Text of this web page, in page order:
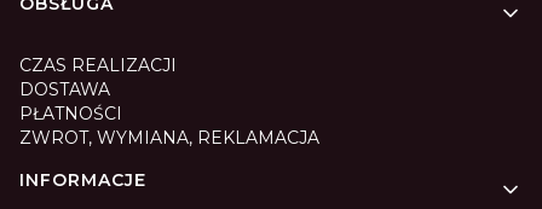
Linki w stopce
CZAS REALIZACJI
DOSTAWA
PŁATNOŚCI
ZWROT, WYMIANA, REKLAMACJA
INFORMACJE